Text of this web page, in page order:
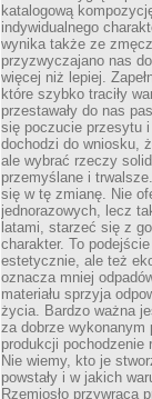
katalogową
indywidualnego
wynika także ze
przyzwyczajano nas
więcej niż lepiej.
które szybko traciły
przestawały do nas
się poczucie przesytu
dochodzi do wniosku,
ale wybrać rzeczy
przemyślane i
się w tę zmianę. Nie
jednorazowych, lecz
latami, starzeć się z
charakter. To
estetycznie, ale też
oznacza mniej
materiału sprzyja
życia. Bardzo ważna
za dobrze wykonanym
produkcji pochodzenie
Nie wiemy, kto je
powstały i w jakich
Rzemiosło przywraca